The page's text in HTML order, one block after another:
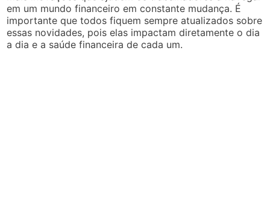
em um mundo financeiro em constante mudança. É
importante que todos fiquem sempre atualizados sobre
essas novidades, pois elas impactam diretamente o dia
a dia e a saúde financeira de cada um.